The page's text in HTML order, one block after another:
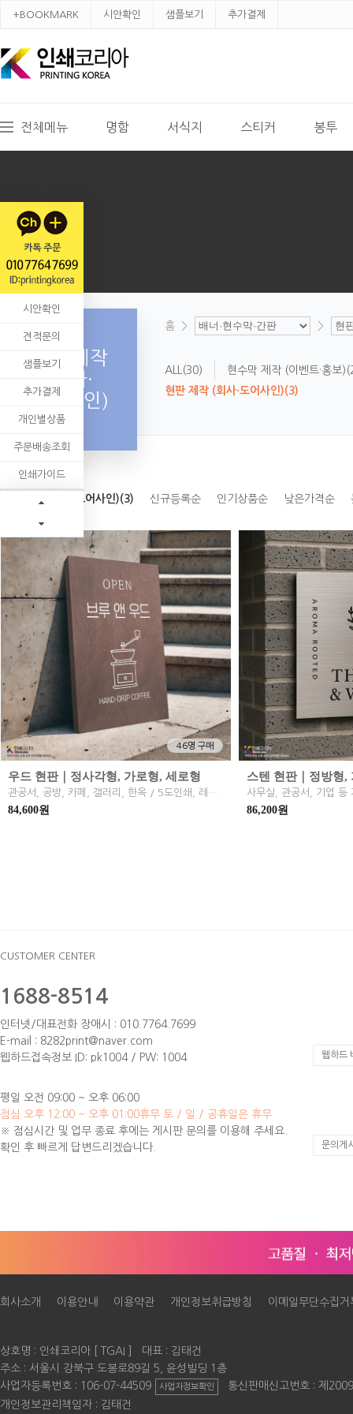
+BOOKMARK 시안확인 샘플보기 추가결제
전체메뉴 명함 서식지 스티커 봉투
현판 제작
(회사·
도어사인)
홈 > >
ALL (30) 현수막 제작 (이벤트·홍보)
현판 제작 (회사·도어사인)(3)
현판 제작 (회사·도어사인)(3) 신규등록순 인기상품순 낮은가격순
46명 구매
우드 현판｜정사각형, 가로형, 세로형
관공서, 공방, 카페, 갤러리, 한옥 / 5도인쇄, 레이저각인
84,600원
스텐 현판｜정방형,
86,200원
CUSTOMER CENTER
1688-8514
인터넷/대표전화 장애시 : 010.7764.7699
E-mail : 8282print@naver.com
웹하드접속정보 ID: pk1004 / PW: 1004
웹하드
평일 오전 09:00 ~ 오후 06:00
점심 오후 12:00 ~ 오후 01:00휴무 토 / 일 / 공휴일은 휴무
※ 점심시간 및 업무 종료 후에는 게시판 문의를 이용해 주세요.
확인 후 빠르게 답변드리겠습니다.
문의게
회사소개 이용안내 이용약관 개인정보취급방침 이메일무단수집거
상호명 : 인쇄코리아 [ TGAI ] 대표 : 김태건
주소 : 서울시 강북구 도봉로89길 5, 윤성빌딩 1층
사업자등록번호 : 106-07-44509
사업자정보확인
통신판매신고번호 : 제
개인정보관리책임자 : 김태건
시안확인
견적문의
샘플보기
추가결제
개인별상품
주문배송조회
인쇄가이드